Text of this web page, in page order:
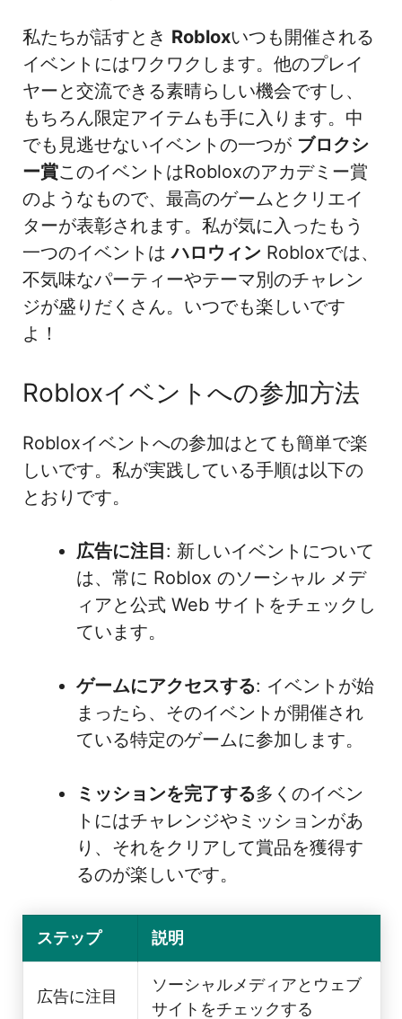
私たちが話すとき Robloxいつも開催される
イベントにはワクワクします。他のプレイ
ヤーと交流できる素晴らしい機会ですし、
もちろん限定アイテムも手に入ります。中
でも見逃せないイベントの一つが ブロクシ
ー賞このイベントはRobloxのアカデミー賞
のようなもので、最高のゲームとクリエイ
ターが表彰されます。私が気に入ったもう
一つのイベントはハロウィン Robloxでは、
不気味なパーティーやテーマ別のチャレン
ジが盛りだくさん。いつでも楽しいです
よ！
Robloxイベントへの参加方法
Robloxイベントへの参加はとても簡単で楽
しいです。私が実践している手順は以下の
とおりです。
広告に注目 : 新しいイベントについて
は、常に Roblox のソーシャル メデ
ィアと公式 Web サイトをチェックし
ています。
ゲームにアクセスする: イベントが始
まったら、そのイベントが開催され
ている特定のゲームに参加します。
ミッションを完了する多くのイベン
トにはチャレンジやミッションがあ
り、それをクリアして賞品を獲得す
るのが楽しいです。
ステップ 説明
広告に注目
ソーシャルメディアとウェブ
サイトをチェックする